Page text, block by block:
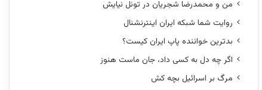
من و محمدرضا شجریان در تونل نیایش
روایت شما شبکه ایران اینترنشنال
بدترین خواننده پاپ ایران کیست؟
اگر چه دل به کسی داد، جان ماست هنوز
مرگ بر اسرائیل بچه کش